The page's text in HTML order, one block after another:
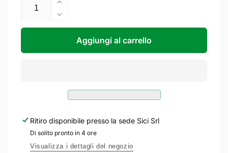
listino
Aumenta
quantità
per
MEDAL
Anta
Ribalta
OPERA.
Versione
012.
Diminuisci
quantità
MEDAL
interno
modello
OPERA.
Versione
Aggiungi al carrello
Ritiro disponibile presso la sede Sici Srl
Di solito pronto in 4 ore
Visualizza i dettagli del negozio